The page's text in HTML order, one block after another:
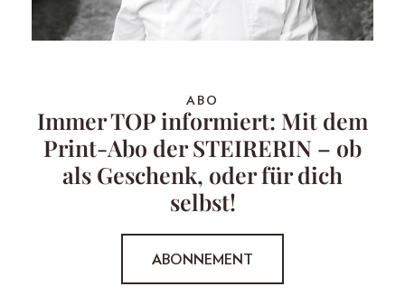
ABO
Immer TOP informiert: Mit dem
Print-Abo der STEIRERIN – ob
als Geschenk, oder für dich
selbst!
ABONNEMENT